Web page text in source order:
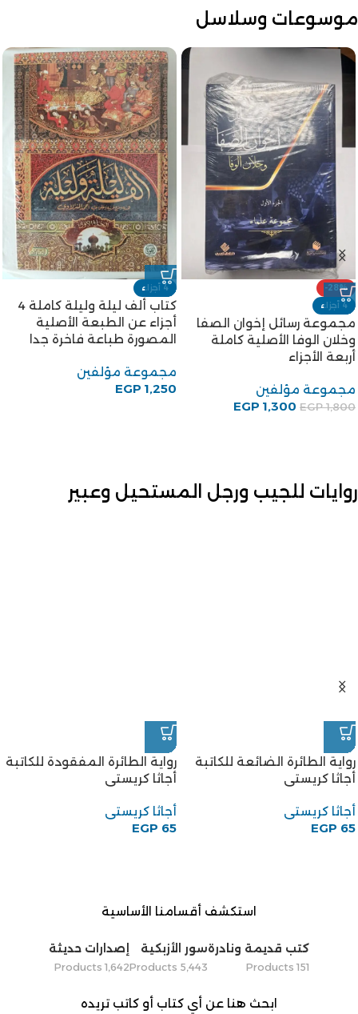
موسوعات وسلاسل
-28%
4 أجزاء
مجموعة رسائل إخوان الصفا
وخلان الوفا الأصلية كاملة
أربعة الأجزاء
مجموعة مؤلفين
EGP1,800
EGP 1,300
4 أجزاء
كتاب ألف ليلة وليلة كاملة 4
أجزاء عن الطبعة الأصلية
المصورة طباعة فاخرة جدا
مجموعة مؤلفين
EGP 1,250
روايات للجيب ورجل المستحيل وعبير
رواية الطائرة الضائعة للكاتبة
أجاثا كريستى
أجاثا كريستى
EGP 65
رواية الطائرة المفقودة للكاتبة
أجاثا كريستى
أجاثا كريستى
EGP 65
استكشف أقسامنا الأساسية
كتب قديمة ونادرة
151 Products
سور الأزبكية
5٬443 Products
إصدارات حديثة
1٬642 Products
ابحث هنا عن أي كتاب أو كاتب تريده